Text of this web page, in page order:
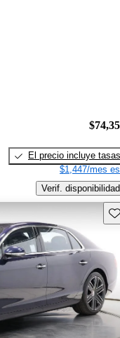
El precio incluye tasas
$1,447/mes
Verif. disponibilidad